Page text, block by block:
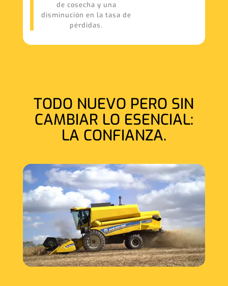
de cosecha y una
disminución en la tasa de
pérdidas.
TODO NUEVO PERO SIN
CAMBIAR LO ESENCIAL:
LA CONFIANZA.